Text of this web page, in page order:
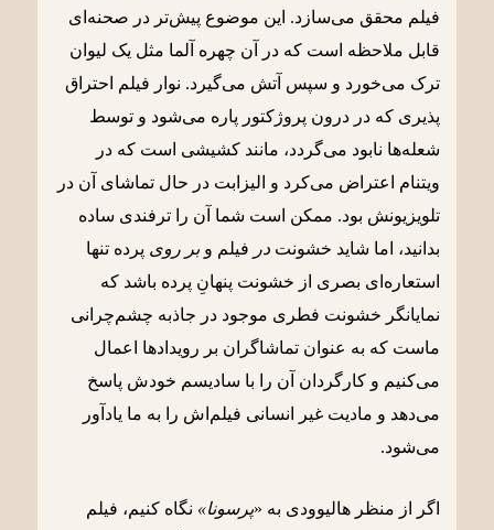
فیلم محقق می‌سازد. این موضوع پیش‌تر در صحنه‌ای
قابل ملاحظه است که در آن چهره آلما مثل یک لیوان
ترک می‌خورد و سپس آتش می‌گیرد. نوار فیلم احتراق
پذیری که در درون پروژکتور پاره می‌شود و توسط
شعله‌ها نابود می‌گردد، مانند کشیشی است که در
ویتنام اعتراض می‌کرد و الیزابت در حال تماشای آن در
تلویزیونش بود. ممکن است شما آن را ترفندی ساده
بدانید، اما شاید خشونتدر فیلم وبر روی پرده تنها
استعاره‌ای بصری از خشونت پنهانِ پرده باشد که
نمایانگر خشونت فطری موجود در جاذبه چشم‌چرانی
ماست که به عنوان تماشاگران بر رویدادها اعمال
می‌کنیم و کارگردان آن را با سادیسم خودش پاسخ
می‌دهد و مادیت غیر انسانی فیلم‌‌اش را به ما یادآور
می‌شود.
اگر از منظر هالیوودی به «پرسونا» نگاه کنیم، فیلم